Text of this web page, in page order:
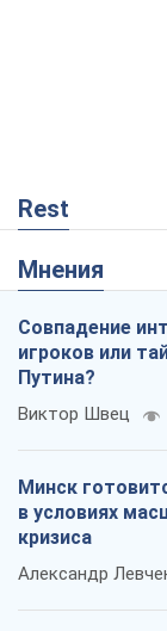
Rest
Мнения
Совпадение
игроков или
Путина?
Виктор Швец
Минск
в условиях
кризиса
Александр